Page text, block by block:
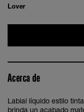
Lover
Acerca de
Labial líquido estilo
brinda un acabado